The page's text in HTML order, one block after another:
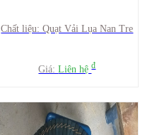
Chất liệu: Quạt Vải Lụa Nan Tre
Giá:Liên hệđ